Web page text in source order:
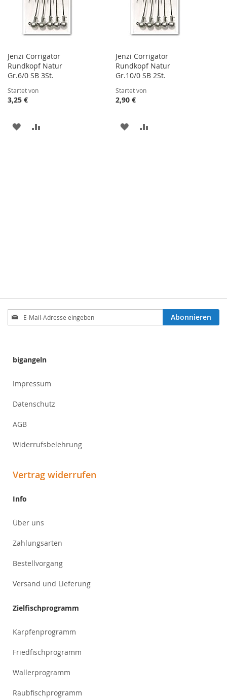
Jenzi Corrigator
Rundkopf Natur
Gr.6/0 SB 3St.
Startet von
3,25 €
ZUR
Jenzi Corrigator
Rundkopf Natur
Gr.10/0 SB 2St.
Startet von
2,90 €
ZUR
Anmeldung
zum
Abonnieren
bigangeln
Impressum
Datenschutz
AGB
Widerrufsbelehrung
Vertrag widerrufen
Info
Über uns
Zahlungsarten
Bestellvorgang
Versand und Lieferung
Zielfischprogramm
Karpfenprogramm
Friedfischprogramm
Wallerprogramm
Raubfischprogramm